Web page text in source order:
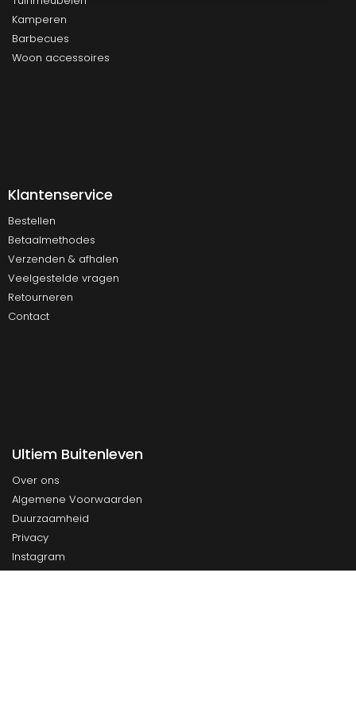
Kamperen
Barbecues
Woon accessoires
Klantenservice
Bestellen
Betaalmethodes
Verzenden & afhalen
Veelgestelde vragen
Retourneren
Contact
Ultiem Buitenleven
Over ons
Algemene Voorwaarden
Duurzaamheid
Privacy
Instagram
Facebook